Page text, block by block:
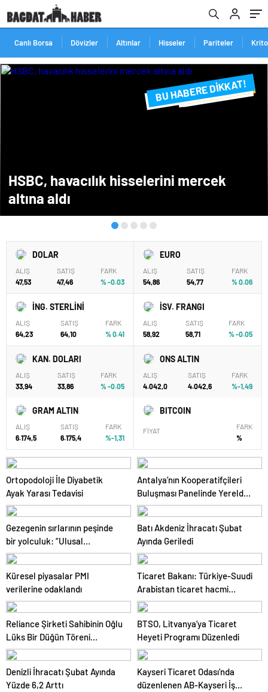
Canlı Borsa Dövizler Altınlar Hisseler Pariteler
HSBC, havacılık hisselerini mercek
altına aldı
SON DAKİKA
FLAŞ FLAŞ...
BU HABERE DİKKAT!
DOLAR
ALIŞ
47,53
SATIŞ
47,46
FARK
% -0.03
EURO
ALIŞ
54,86
SATIŞ
54,77
FARK
% 0.06
İNG. STERLİNİ
ALIŞ
64,23
SATIŞ
64,10
FARK
% 0.41
İSV. FRANGI
ALIŞ
58,92
SATIŞ
58,71
FARK
% -0.05
KAN. DOLARI
ALIŞ
33,94
SATIŞ
33,86
FARK
% -0.05
ONS ALTIN
ALIŞ
4.042,0
SATIŞ
4.042,6
FARK
%-1,49
GRAM ALTIN
ALIŞ
6.174,5
SATIŞ
6.175,4
FARK
%-1,31
BITCOIN
FİYAT
FARK
%
Ortopodoloji İle Diyabetik
Ayak Yarası Tedavisi
Antalya’nın Kooperatifçileri
Buluşması Panelinde Yerelden
Kalkınma İçin Yapılması
Gerekenler Tartışıldı
Gezegenin sırlarının peşinde
bir yolculuk: “Ulusal
Antarktika Bilim Seferleri”
Batı Akdeniz İhracatı Şubat
Ayında Geriledi
Küresel piyasalar PMI
verilerine odaklandı
Ticaret Bakanı: Türkiye-Suudi
Arabistan ticaret hacmi
artacak
Reliance Şirketi Sahibinin Oğlu
Lüks Bir Düğün Töreni
Düzenledi
BTSO, Litvanya’ya Ticaret
Heyeti Programı Düzenledi
Denizli İhracatı Şubat Ayında
Yüzde 6,2 Arttı
Kayseri Ticaret Odası’nda
düzenlenen AB-Kayseri İş